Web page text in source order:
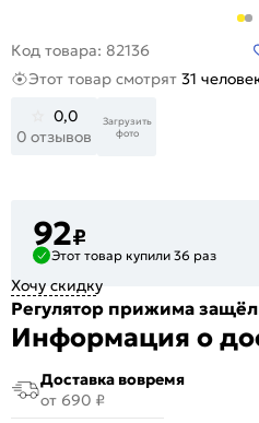
Код товара: 82136
Этот товар смотрят 31
0,0
0 отзывов
Загрузить
фото
92₽
Этот товар купили 36 раз
Хочу скидку
Регулятор прижима
Информация о
Доставка вовремя
от 690 ₽